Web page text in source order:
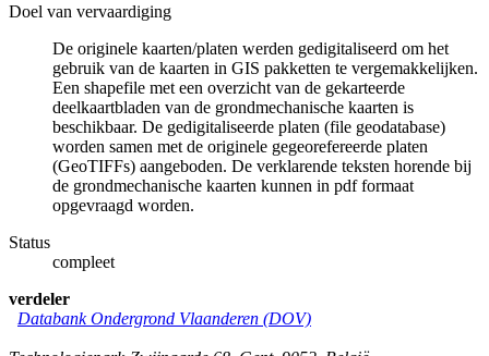
Doel van vervaardiging
De originele kaarten/platen werden gedigitaliseerd om het
gebruik van de kaarten in GIS pakketten te vergemakkelijken.
Een shapefile met een overzicht van de gekarteerde
deelkaartbladen van de grondmechanische kaarten is
beschikbaar. De gedigitaliseerde platen (file geodatabase)
worden samen met de originele gegeorefereerde platen
(GeoTIFFs) aangeboden. De verklarende teksten horende bij
de grondmechanische kaarten kunnen in pdf formaat
opgevraagd worden.
Status
compleet
verdeler
Databank Ondergrond Vlaanderen (DOV)